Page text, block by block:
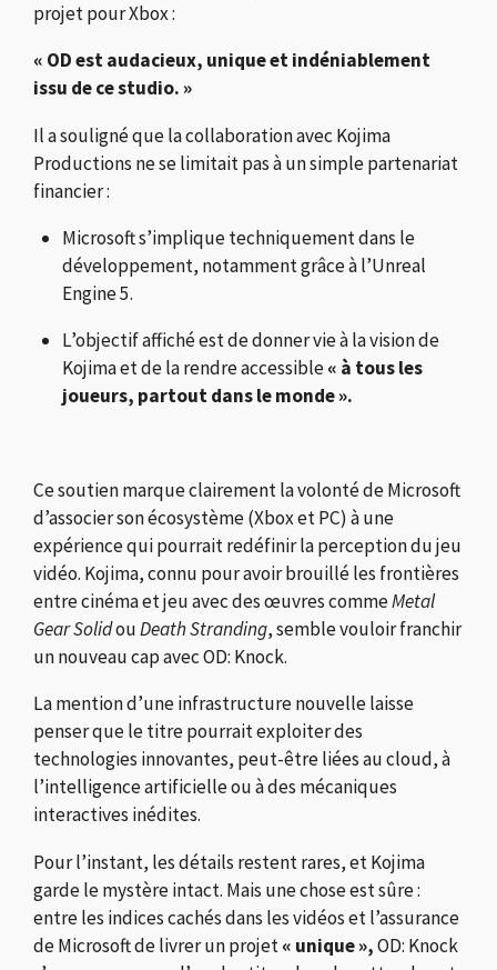
projet pour Xbox :
« OD est audacieux, unique et indéniablement
issu de ce studio. »
Il a souligné que la collaboration avec Kojima
Productions ne se limitait pas à un simple partenariat
financier :
Microsoft s’implique techniquement dans le
développement, notamment grâce à l’Unreal
Engine 5.
L’objectif affiché est de donner vie à la vision de
Kojima et de la rendre accessible« à tous les
joueurs, partout dans le monde ».
Ce soutien marque clairement la volonté de Microsoft
d’associer son écosystème (Xbox et PC) à une
expérience qui pourrait redéfinir la perception du jeu
vidéo. Kojima, connu pour avoir brouillé les frontières
entre cinéma et jeu avec des œuvres commeMetal
Gear SolidouDeath Stranding, semble vouloir franchir
un nouveau cap avec OD: Knock.
La mention d’une infrastructure nouvelle laisse
penser que le titre pourrait exploiter des
technologies innovantes, peut-être liées au cloud, à
l’intelligence artificielle ou à des mécaniques
interactives inédites.
Pour l’instant, les détails restent rares, et Kojima
garde le mystère intact. Mais une chose est sûre :
entre les indices cachés dans les vidéos et l’assurance
de Microsoft de livrer un projet« unique »,OD: Knock